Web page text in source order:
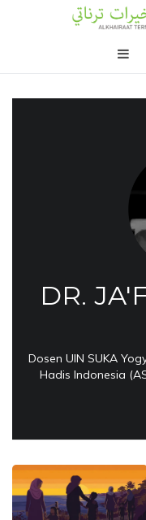
DR.
Dosen UIN SUKA
Hadis Indonesia